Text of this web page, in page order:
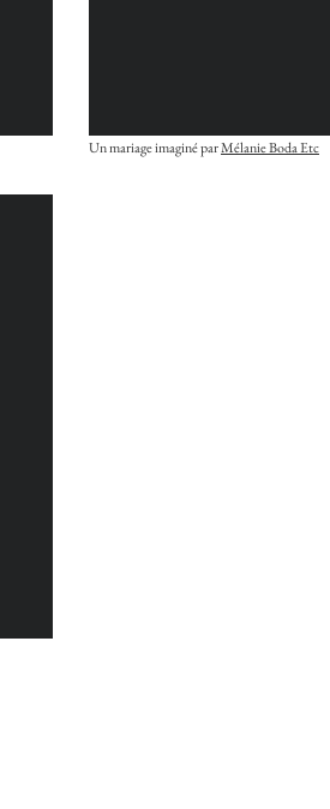
Un mariage imaginé parMélanie Boda Etc